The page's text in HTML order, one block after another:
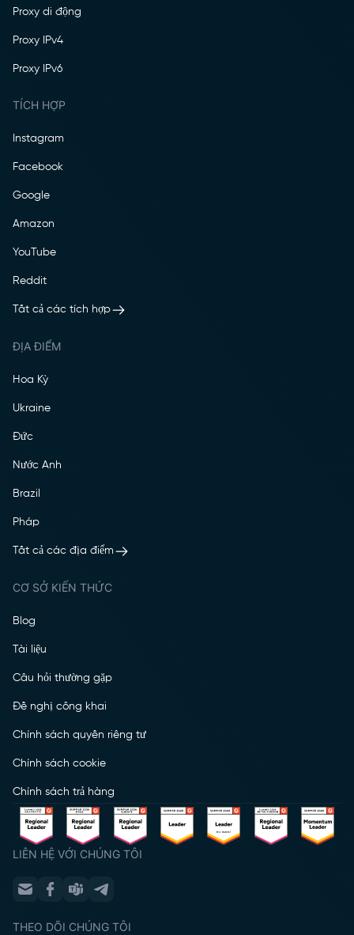
Proxy di động
Proxy IPv4
Proxy IPv6
TÍCH HỢP
Instagram
Facebook
Google
Amazon
YouTube
Reddit
Tất cả các tích hợp
ĐỊA ĐIỂM
Hoa Kỳ
Ukraine
Đức
Nước Anh
Brazil
Pháp
Tất cả các địa điểm
CƠ SỞ KIẾN THỨC
Blog
Tài liệu
Câu hỏi thường gặp
Đề nghị công khai
Chính sách quyền riêng tư
Chính sách cookie
Chính sách trả hàng
LIÊN HỆ VỚI CHÚNG TÔI
THEO DÕI CHÚNG TÔI